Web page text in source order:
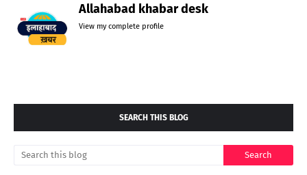
Allahabad khabar desk
View my complete profile
SEARCH THIS BLOG